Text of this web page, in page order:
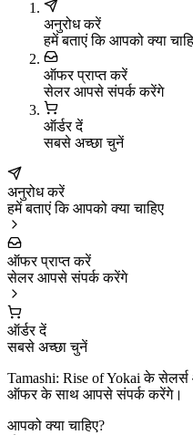
अनुरोध करें
हमें बताएं कि आपको क्या
ऑफर प्राप्त करें
सेलर आपसे संपर्क करेंगे
ऑर्डर दें
सबसे अच्छा चुनें
अनुरोध करें
हमें बताएं कि आपको क्या चाहिए
ऑफर प्राप्त करें
सेलर आपसे संपर्क करेंगे
ऑर्डर दें
सबसे अच्छा चुनें
Tamashi: Rise of Yokai के
ऑफर के साथ आपसे संपर्क करेंगे।
आपको क्या चाहिए?